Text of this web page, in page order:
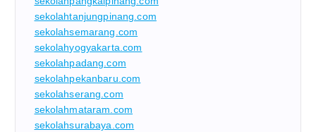
sekolahtanjungpinang.com
sekolahsemarang.com
sekolahyogyakarta.com
sekolahpadang.com
sekolahpekanbaru.com
sekolahserang.com
sekolahmataram.com
sekolahsurabaya.com